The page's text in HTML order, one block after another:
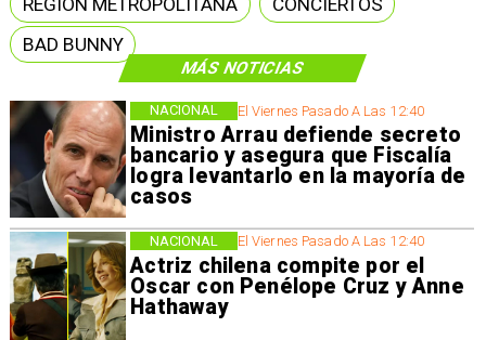
MÁS NOTICIAS
El Viernes Pasado A Las 12:40
Ministro Arrau defiende secreto
bancario y asegura que Fiscalía
logra levantarlo en la mayoría de
casos
NACIONAL
El Viernes Pasado A Las 12:40
Actriz chilena compite por el
Oscar con Penélope Cruz y Anne
Hathaway
NACIONAL
BAD BUNNY